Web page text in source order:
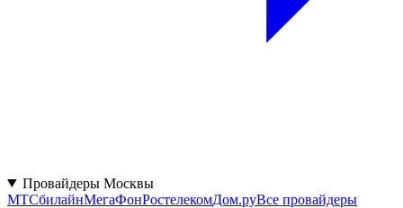
Провайдеры Москвы
МТСбилайнМегаФонРостелекомДом.руВсе провайдеры